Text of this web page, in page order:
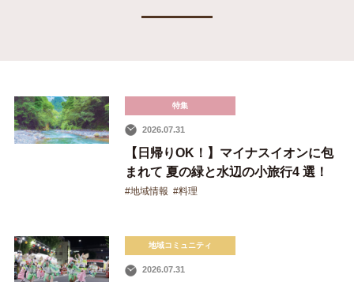
トピックス
入居者アンケート
特集
2026.07.31
【日帰りOK！】マイナスイオンに包
まれて 夏の緑と水辺の小旅行4 選！
#地域情報 #料理
地域コミュニティ
2026.07.31